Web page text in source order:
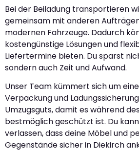
Bei der Beiladung transportieren
gemeinsam mit anderen
modernen Fahrzeuge. Dadurch
kostengünstige Lösungen und
Liefertermine bieten. Du sparst
sondern auch Zeit und Aufwand.
Unser Team kümmert sich um
Verpackung und
Umzugsguts, damit es während
bestmöglich geschützt ist. Du
verlassen, dass deine Möbel und
Gegenstände sicher in Diekirch